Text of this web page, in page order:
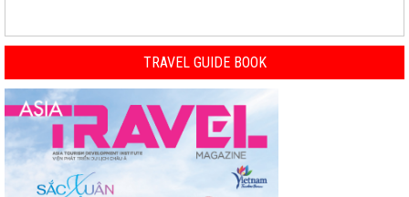
TRAVEL GUIDE BOOK
Previous